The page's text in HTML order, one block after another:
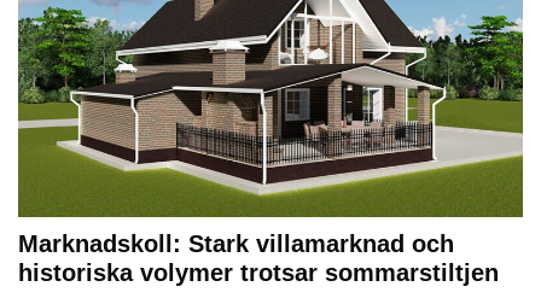
Marknadskoll: Stark villamarknad och
historiska volymer trotsar sommarstiltjen